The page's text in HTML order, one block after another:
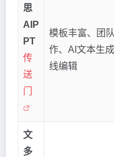
思
AIP
PT
传
送
门
模板丰富、团
作、AI文本生
线编辑
文
多